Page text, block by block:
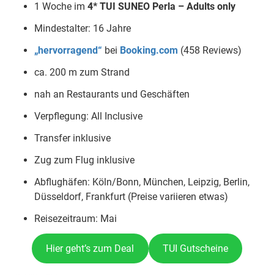
1 Woche im 4* TUI SUNEO Perla – Adults only
Mindestalter: 16 Jahre
„hervorragend“ bei Booking.com (458 Reviews)
ca. 200 m zum Strand
nah an Restaurants und Geschäften
Verpflegung: All Inclusive
Transfer inklusive
Zug zum Flug inklusive
Abflughäfen: Köln/Bonn, München, Leipzig, Berlin,
Düsseldorf, Frankfurt (Preise variieren etwas)
Reisezeitraum: Mai
Hier geht’s zum Deal TUI Gutscheine